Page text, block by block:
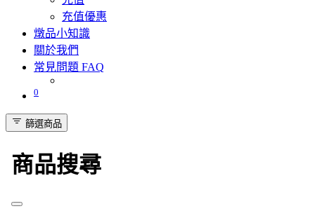
充值優惠
燉品小知識
關於我們
常見問題 FAQ
0
篩選商品
商品搜尋